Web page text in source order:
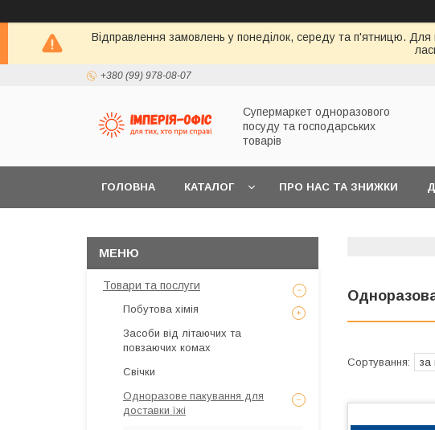
Відправлення замовлень у понеділок, середу та п'ятницю. Для
+380 (99) 978-08-07
Супермаркет одноразового
посуду та господарських
товарів
ГОЛОВНА КАТАЛОГ ПРО НАС ТА ЗНИЖКИ
Товари та послуги
Побутова хімія
Засоби від літаючих та
повзаючих комах
Свічки
Одноразове пакування для
доставки їжі